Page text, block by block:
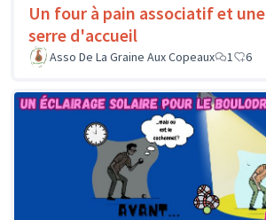
Un four à pain associatif et une
serre d'accueil
Asso De La Graine Aux Copeaux
1 6